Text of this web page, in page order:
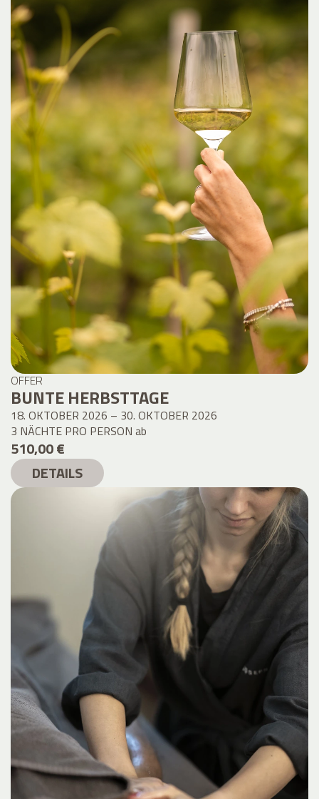
OFFER
BUNTE HERBSTTAGE
18. OKTOBER 2026 – 30. OKTOBER 2026
3 NÄCHTE PRO PERSON ab
510,00 €
DETAILS